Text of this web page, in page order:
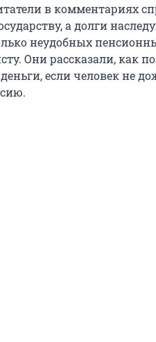
в комментариях
а долги
неудобных
Они рассказали, как
деньги, если человек не